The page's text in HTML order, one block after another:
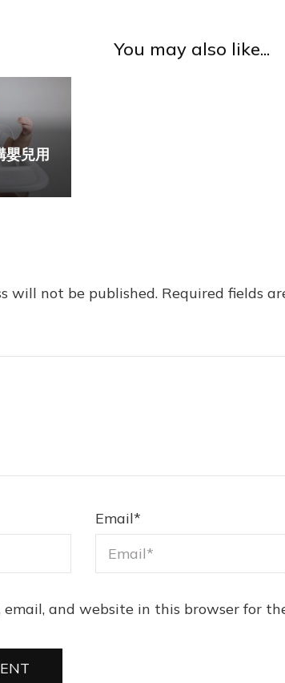
You may also like...
嬰兒用
will not be published. Required fields
Email*
email, and website in this browser for